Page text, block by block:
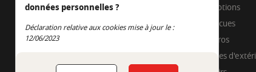
05 45 22 98 09
Nous envoyer un e-mail
Promotions
Barbecues
Braseros
Cuisines
données personnelles ?
Déclaration relative aux cookies mise à jour le :
12/06/2023